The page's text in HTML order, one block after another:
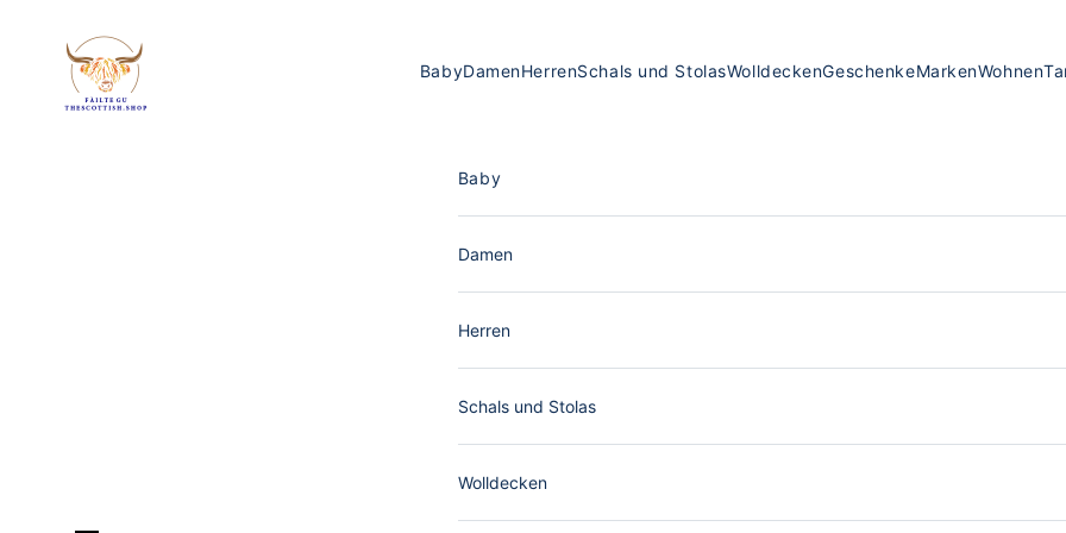
The Scottish Shop Deutschland
BabyDamenHerrenSchals und StolasWolldeckenGeschenkeMarkenWohnen
Baby
Damen
Herren
Schals und Stolas
Wolldecken